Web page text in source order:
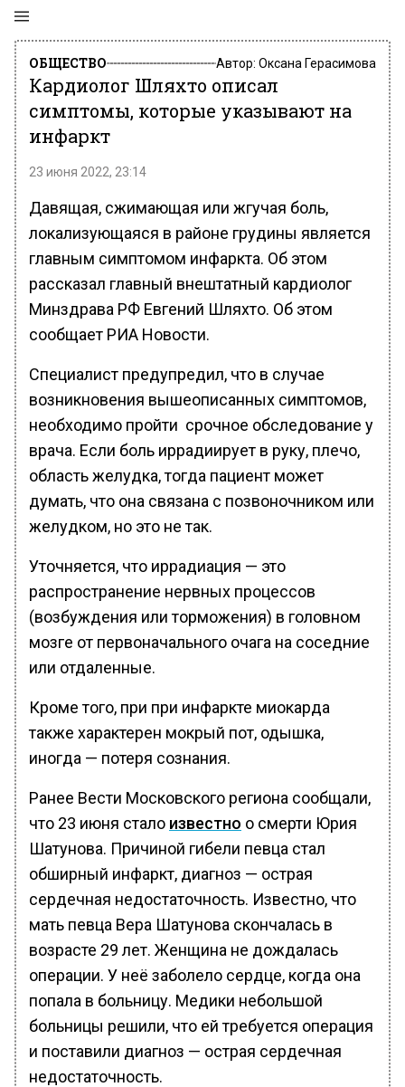
ОБЩЕСТВО Автор: Оксана Герасимова
Кардиолог Шляхто описал
симптомы, которые указывают на
инфаркт
23 июня 2022, 23:14
Давящая, сжимающая или жгучая боль,
локализующаяся в районе грудины является
главным симптомом инфаркта. Об этом
рассказал главный внештатный кардиолог
Минздрава РФ Евгений Шляхто. Об этом
сообщает РИА Новости.
Специалист предупредил, что в случае
возникновения вышеописанных симптомов,
необходимо пройти срочное обследование у
врача. Если боль иррадиирует в руку, плечо,
область желудка, тогда пациент может
думать, что она связана с позвоночником или
желудком, но это не так.
Уточняется, что иррадиация — это
распространение нервных процессов
(возбуждения или торможения) в головном
мозге от первоначального очага на соседние
или отдаленные.
Кроме того, при при инфаркте миокарда
также характерен мокрый пот, одышка,
иногда — потеря сознания.
Ранее Вести Московского региона сообщали,
что 23 июня стало известно о смерти Юрия
Шатунова. Причиной гибели певца стал
обширный инфаркт, диагноз — острая
сердечная недостаточность. Известно, что
мать певца Вера Шатунова скончалась в
возрасте 29 лет. Женщина не дождалась
операции. У неё заболело сердце, когда она
попала в больницу. Медики небольшой
больницы решили, что ей требуется операция
и поставили диагноз — острая сердечная
недостаточность.